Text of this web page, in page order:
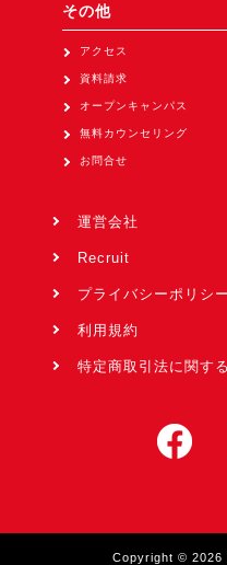
その他
アクセス
資料請求
オープンキャンパス
無料カウンセリング
お問合せ
運営会社
Recruit
プライバシーポリシー
利用規約
特定商取引法に関す
Copyright © 2026